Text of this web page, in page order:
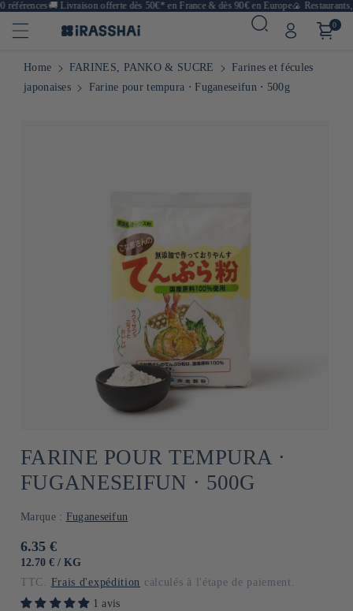
🚚Livraison offerte dès 50€* en France & dès 90€ en Europe🍙 Restaurants,
0
Home FARINES, PANKO & SUCRE
Farines et fécules
japonaises
Farine pour tempura ⋅ Fuganeseifun ⋅ 500g
FARINE POUR TEMPURA ⋅
FUGANESEIFUN ⋅ 500G
Marque : Fuganeseifun
Prix
habituel
6.35 €
PRIX
12.70 € / PAR
KG
TTC. Frais d'expédition calculés à l'étape de paiement.
1 avis